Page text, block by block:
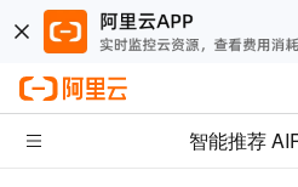
智能推荐